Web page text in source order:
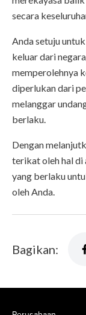
secara
Anda setuju
keluar dari
memperolehnya
diperlukan dari
melanggar
berlaku.
Dengan
terikat oleh hal di
yang berlaku
oleh Anda.
Bagikan: